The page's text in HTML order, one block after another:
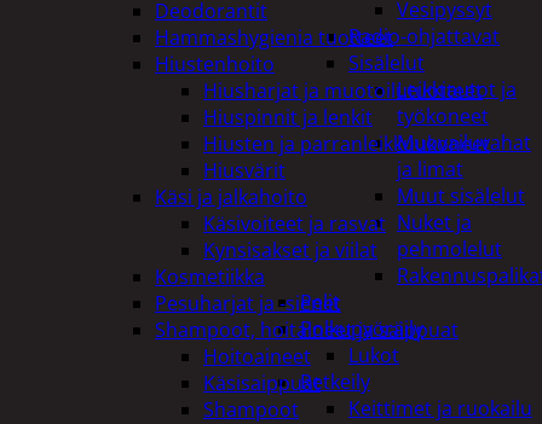
Vesipyssyt
Radio-ohjattavat
Sisälelut
Leikkiautot ja
työkoneet
Muovailuvahat
ja limat
Muut sisälelut
Nuket ja
pehmolelut
Pelit
Polkupyöräily
Lukot
Retkeily
Keittimet ja ruokailu
Deodorantit
Hammashygienia tuotteet
Hiustenhoito
Hiusharjat ja muotoilutuotteet
Hiuspinnit ja lenkit
Hiusten ja parranleikkuukoneet
Hiusvärit
Käsi ja jalkahoito
Käsivoiteet ja rasvat
Kynsisakset ja viilat
Kosmetiikka
Pesuharjat ja -sienet
Shampoot, hoitaineet ja saippuat
Hoitoaineet
Käsisaippuat
Shampoot